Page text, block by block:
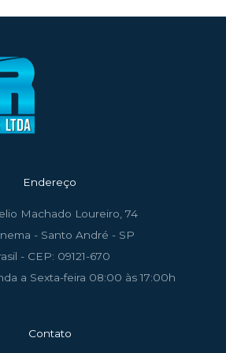
Endereço
Machado Loureiro, 74
- Santo André - SP
- CEP: 09121-670
a Sexta-feira 08:00 às 17:00h
Contato